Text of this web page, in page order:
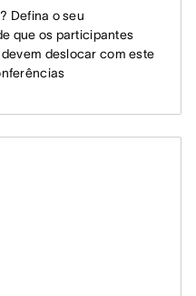
Defina o seu
que os participantes
deslocar com este